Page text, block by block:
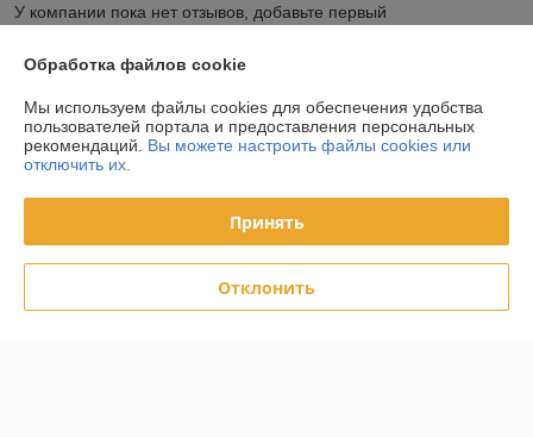
У компании пока нет отзывов, добавьте первый
Контакты
График работы
Полная версия сайта
Обработка файлов cookie
Мы используем файлы cookies для обеспечения удобства
пользователей портала и предоставления персональных
рекомендаций. Вы можете настроить файлы cookies или
отключить их.
Принять
Отклонить